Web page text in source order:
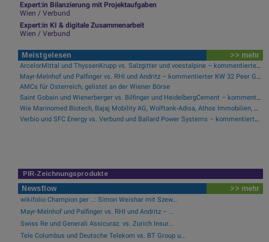
Expert:in Bilanzierung mit Projektaufgaben
Wien / Verbund
Expert:in KI & digitale Zusammenarbeit
Wien / Verbund
Meistgelesen >> mehr
ArcelorMittal und ThyssenKrupp vs. Salzgitter und voestalpine – kommentierter KW 32 Peer Group Watch Stahl
AMCs für Österreich, gelistet an der Wiener Börse
Saint Gobain und Wienerberger vs. Bilfinger und HeidelbergCement – kommentierter KW 32 Peer Group Watch Bau & Baustoffe
Wie Marinomed Biotech, Bajaj Mobility AG, Wolftank-Adisa, Athos Immobilien, Rosenbauer und Telekom Austria für Gesprächsstoff in Österreich sorgten
PIR-Zeichnungsprodukte
Newsflow >> mehr
wikifolio Champion per ..: Simon Weishar mit Szew...
Mayr-Melnhof und Palfinger vs. RHI und Andritz – ...
Swiss Re und Generali Assicuraz. vs. Zurich Insur...
Tele Columbus und Deutsche Telekom vs. BT Group u...